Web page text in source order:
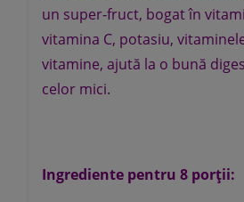
un super-fruct, bogat în
vitamina C, potasiu,
vitamine, ajută la o bună
celor mici.
Ingrediente pentru 8 porţii: